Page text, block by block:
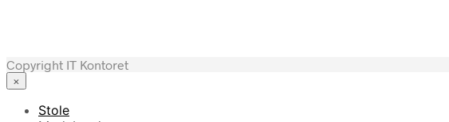
Copyright IT Kontoret
×
Stole